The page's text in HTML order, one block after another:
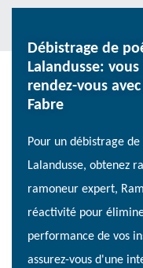
Débistrage de
Lalandusse:
rendez-vous
Fabre
Pour un débistrage
Lalandusse, obtenez
ramoneur expert,
réactivité pour
performance de vos
assurez-vous d'une